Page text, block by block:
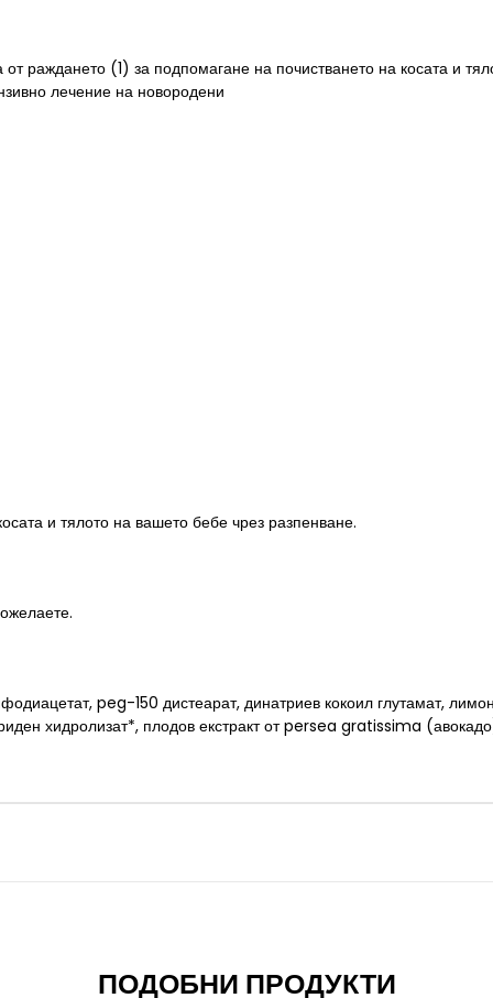
(1) за подпомагане на почистването на косата и
лечение на новородени
и тялото на вашето бебе чрез разпенване.
peg-150 дистеарат, динатриев кокоил глутамат,
хидролизат*, плодов екстракт от persea gratissima
ПОДОБНИ ПРОДУКТИ